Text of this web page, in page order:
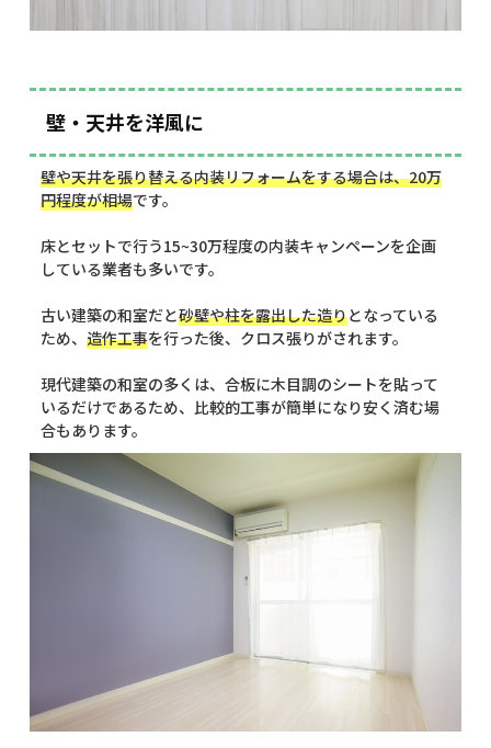
壁・天井を洋風に
壁や天井を張り替える内装リフォームをする場合は、20万
円程度が相場です。
床とセットで行う15~30万程度の内装キャンペーンを企画
している業者も多いです。
古い建築の和室だと砂壁や柱を露出した造りとなっている
ため、 造作工事を行った後、クロス張りがされます。
現代建築の和室の多くは、合板に木目調のシートを貼って
いるだけであるため、比較的工事が簡単になり安く済む場
合もあります。